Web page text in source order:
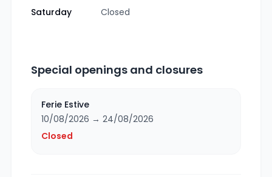
Saturday
Closed
Special openings and closures
Ferie Estive
10/08/2026 → 24/08/2026
Closed